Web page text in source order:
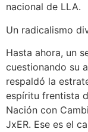
nacional de LLA.
Un radicalismo
Hasta ahora, un
cuestionando su
respaldó la
espíritu frentista
Nación con
JxER. Ese es el